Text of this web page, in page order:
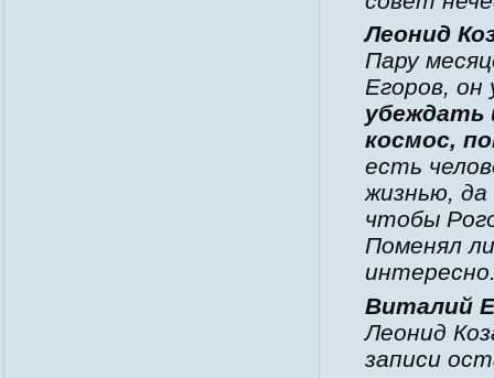
Леонид
Пару
Егоров, он
убеждать
космос,
есть
жизнью,
чтобы
Поменял
Виталий
Леонид
записи